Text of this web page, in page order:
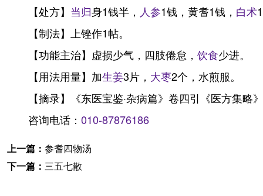
【处方】 当归身1钱半， 人参1钱，黄耆1钱， 白术
【制法】上锉作1帖。
【功能主治】虚损少气，四肢倦怠， 饮食少进。
【用法用量】加生姜3片， 大枣2个，水煎服。
【摘录】《东医宝鉴·杂病篇》卷四引《医方集略》
咨询电话： 010-87876186
上一篇： 参耆四物汤
下一篇： 三五七散